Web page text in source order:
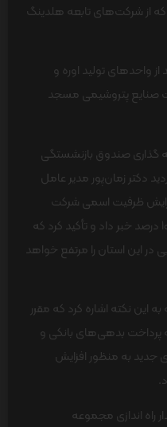
از شرکت‌های تابعه هلدینگ
واحدهای تولید اوره و
صنایع پتروشیمی مسجد
گذاری صندوق بازنشستگی
دکتر زمان‌پور مدیر عامل
ظرفیت اسمی شرکت
پتروشیمی مسجدسلیمان از 85 به 100 درصد خبر داد و تأکید کرد که
در این استان را مرتفع خواهد
این نکته اشاره کرد که مقرر
بدهی‌های بانکی و
جدید به منظور افزایش
راه اندازی مجموعه